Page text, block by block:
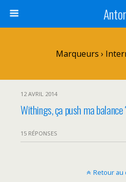
Antor
Marqueurs ›
12 AVRIL 2014
Withings, ça push ma balance
15 RÉPONSES
Retour au